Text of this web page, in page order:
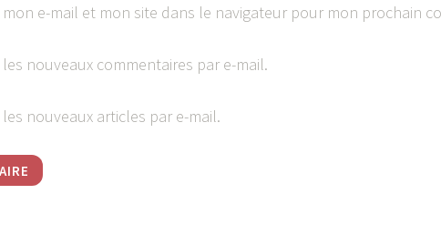
e-mail et mon site dans le navigateur pour mon prochain
nouveaux commentaires par e-mail.
nouveaux articles par e-mail.